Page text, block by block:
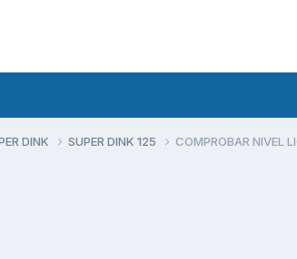
DINK SUPER DINK 125 COMPROBAR NIVEL